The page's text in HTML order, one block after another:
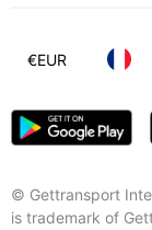
© Gettransport
is trademark of
€EUR